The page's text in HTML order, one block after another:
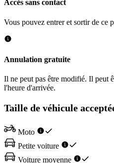
Accès sans contact
Vous pouvez entrer et sortir de ce
Annulation gratuite
Il ne peut pas être modifié. Il peut
l'heure d'arrivée.
Taille de véhicule
Moto
Petite voiture
Voiture moyenne